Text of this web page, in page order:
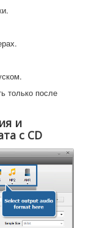
только после
и
с CD